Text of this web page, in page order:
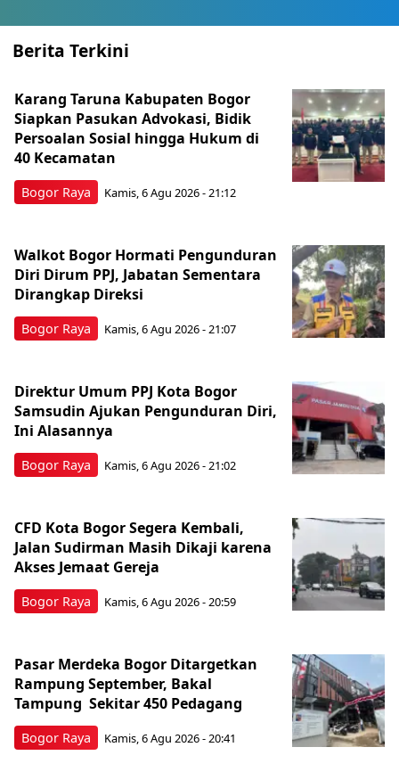
Berita Terkini
Bogor Raya
Karang Taruna Kabupaten Bogor
Siapkan Pasukan Advokasi, Bidik
Persoalan Sosial hingga Hukum di
40 Kecamatan
Kamis, 6 Agu 2026 - 21:12
Bogor Raya
Walkot Bogor Hormati Pengunduran
Diri Dirum PPJ, Jabatan Sementara
Dirangkap Direksi
Kamis, 6 Agu 2026 - 21:07
Bogor Raya
Direktur Umum PPJ Kota Bogor
Samsudin Ajukan Pengunduran Diri,
Ini Alasannya
Kamis, 6 Agu 2026 - 21:02
Bogor Raya
CFD Kota Bogor Segera Kembali,
Jalan Sudirman Masih Dikaji karena
Akses Jemaat Gereja
Kamis, 6 Agu 2026 - 20:59
Bogor Raya
Pasar Merdeka Bogor Ditargetkan
Rampung September, Bakal
Tampung Sekitar 450 Pedagang
Kamis, 6 Agu 2026 - 20:41